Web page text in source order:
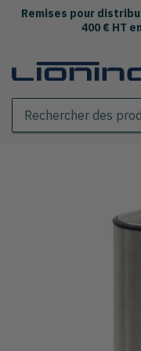
Remises pour
400 € HT
Rechercher